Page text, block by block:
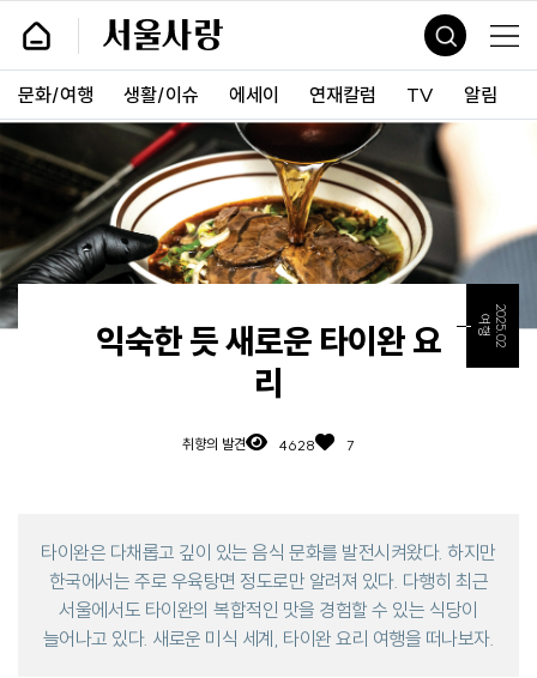
기
건
너
서
사
랑
문화/여행 생활/이슈 에세이 연재칼럼 TV 알림
2025.02
여행
익숙한 듯 새로운 타이완 요
리
취향의 발견 4628 7
타이완은 다채롭고 깊이 있는 음식 문화를 발전시켜왔다. 하지만
한국에서는 주로 우육탕면 정도로만 알려져 있다. 다행히 최근
서울에서도 타이완의 복합적인 맛을 경험할 수 있는 식당이
늘어나고 있다. 새로운 미식 세계, 타이완 요리 여행을 떠나보자.